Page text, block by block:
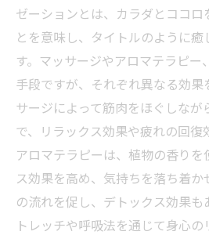
ゼーションとは、カラダとココロ
とを意味し、タイトルのように
す。マッサージやアロマテラピー
手段ですが、それぞれ異なる効果
サージによって筋肉をほぐしなが
で、リラックス効果や疲れの回復
アロマテラピーは、植物の香りを
ス効果を高め、気持ちを落ち着
の流れを促し、デトックス効果も
トレッチや呼吸法を通じて身心